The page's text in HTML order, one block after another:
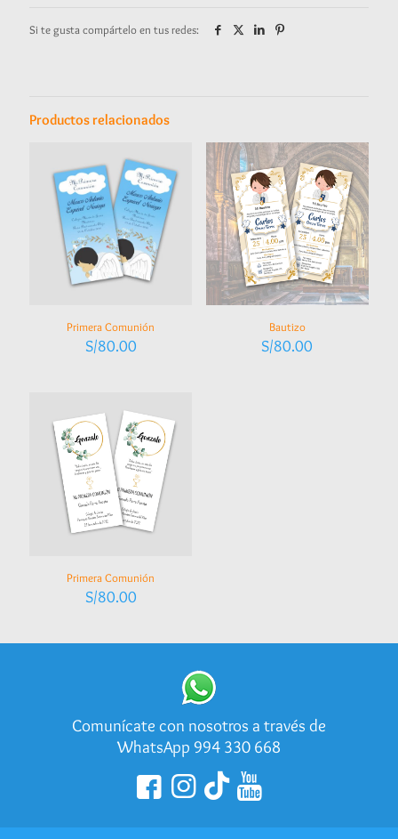
Si te gusta compártelo en tus redes:
Productos relacionados
Primera Comunión
S/80.00
Bautizo
S/80.00
Primera Comunión
S/80.00
Comunícate con nosotros a través de
WhatsApp 994 330 668